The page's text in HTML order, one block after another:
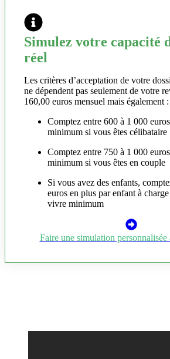
Simulez votre capacité
réel
Les critères d’acceptation de votre
ne dépendent pas seulement de votre
160,00 euros mensuel mais également :
Comptez entre 600 à 1 000
minimum si vous êtes célibataire
Comptez entre 750 à 1 000
minimum si vous êtes en couple
Si vous avez des enfants,
euros en plus par enfant à
vivre minimum
Faire une simulation personnalisée